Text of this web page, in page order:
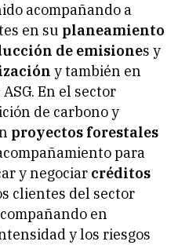
acompañando a
en su planeamiento
de emisiones y
y también en
En el sector
de carbono y
proyectos forestales
para
y negociar créditos
clientes del sector
en
y los riesgos